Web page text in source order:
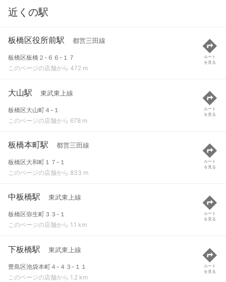
近くの駅
板橋区役所前駅 都営三田線
板橋区板橋２-６６-１７
このページの店舗から 472 m
ルート
を見る
大山駅 東武東上線
板橋区大山町４-１
このページの店舗から 678 m
ルート
を見る
板橋本町駅 都営三田線
板橋区大和町１７-１
このページの店舗から 833 m
ルート
を見る
中板橋駅 東武東上線
板橋区弥生町３３-１
このページの店舗から 1.1 km
ルート
を見る
下板橋駅 東武東上線
豊島区池袋本町４-４３-１１
このページの店舗から 1.2 km
ルート
を見る